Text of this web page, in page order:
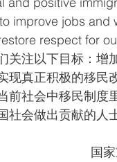
improve jobs and
respect for
关注以下目标：增
现真正积极的移民
前社会中移民制度
社会做出贡献的人
国